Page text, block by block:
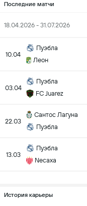
Последние матчи
18.04.2026 - 31.07.2026
10.04
Пуэбла
Леон
03.04
Пуэбла
FC Juarez
22.03
Сантос Лагуна
Пуэбла
13.03
Пуэбла
Necaxa
История карьеры